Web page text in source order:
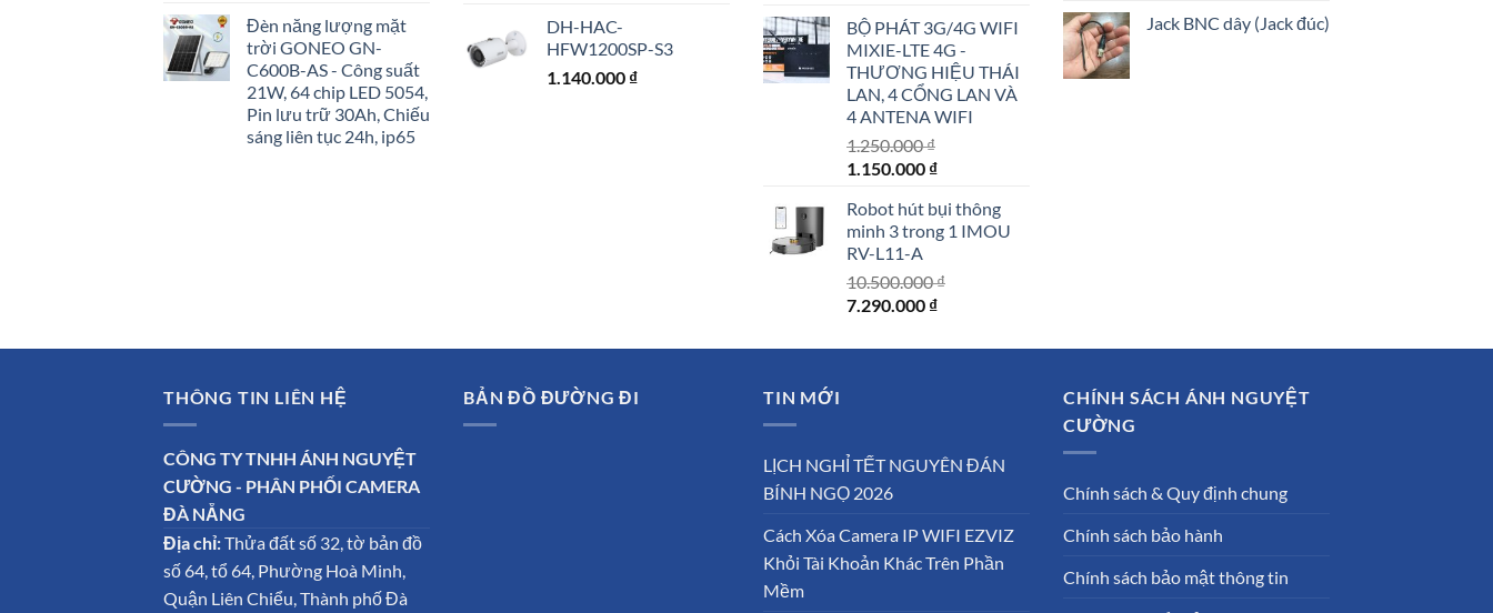
Đèn năng lượng mặt
trời GONEO GN-
C600B-AS - Công suất
21W, 64 chip LED 5054,
Pin lưu trữ 30Ah, Chiếu
sáng liên tục 24h, ip65
DH-HAC-
HFW1200SP-S3
1.140.000 ₫
là:
8.900.000 ₫.
tại
là:
8.400.000 ₫.
BỘ PHÁT 3G/4G WIFI
MIXIE-LTE 4G -
THƯƠNG HIỆU THÁI
LAN, 4 CỔNG LAN VÀ
4 ANTENA WIFI
1.250.000₫
Giá
là:
1.250.000 ₫.
1.150.000 ₫Giá
tại
là:
Robot hút bụi thông
minh 3 trong 1 IMOU
RV-L11-A
10.500.000₫
Giá
là:
7.290.000 ₫Giá
tại
Jack BNC dây (Jack đúc)
THÔNG TIN LIÊN HỆ
CÔNG TY TNHH ÁNH NGUYỆT
CƯỜNG - PHÂN PHỐI CAMERA
ĐÀ NẴNG
Địa chỉ:Thửa đất số 32, tờ bản đồ
số 64, tổ 64, Phường Hoà Minh,
Quận Liên Chiểu, Thành phố Đà
BẢN ĐỒ ĐƯỜNG ĐI TIN MỚI
LỊCH NGHỈ TẾT NGUYÊN ĐÁN
BÍNH NGỌ 2026
Cách Xóa Camera IP WIFI EZVIZ
Khỏi Tài Khoản Khác Trên Phần
Mềm
CHÍNH SÁCH ÁNH NGUYỆT
CƯỜNG
Chính sách & Quy định chung
Chính sách bảo hành
Chính sách bảo mật thông tin